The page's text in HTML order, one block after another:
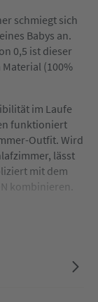
schmiegt sich
Babys an.
0,5 ist dieser
(100%
im Laufe
funktioniert
Outfit. Wird
lässt
mit dem
kombinieren.